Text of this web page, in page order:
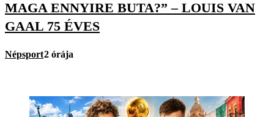
MAGA ENNYIRE BUTA?” – LOUIS VAN
GAAL 75 ÉVES
Népsport2 órája